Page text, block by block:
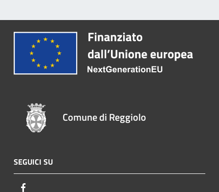
Comune di Reggiolo
SEGUICI SU